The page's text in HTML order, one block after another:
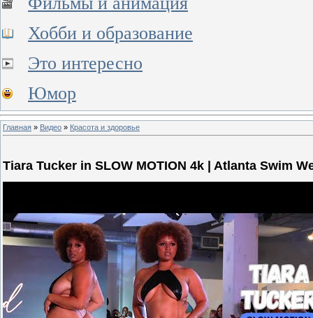
Хобби и образование
Это интересно
Юмор
Главная » Видео » Красота и здоровье
Tiara Tucker in SLOW MOTION 4k | Atlanta Swim